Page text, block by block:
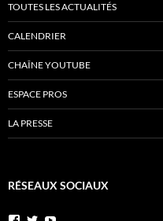
TOUTES LES ACTUALITÉS
CALENDRIER
CHAÎNE YOUTUBE
ESPACE PROS
LA PRESSE
RÉSEAUX SOCIAUX